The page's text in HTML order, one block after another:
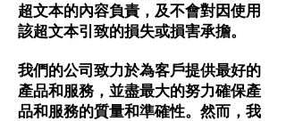
超文本的內容負責，及不會對因使用
該超文本引致的損失或損害承擔。
我們的公司致力於為客戶提供最好的
產品和服務，並盡最大的努力確保產
品和服務的質量和準確性。然而，我